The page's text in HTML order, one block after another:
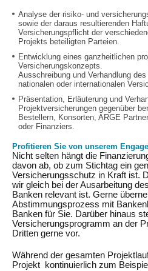
Analyse der risiko- und
sowie der daraus resultierenden
Versicherungspflicht der
Projekts beteiligten Parteien.
Entwicklung eines ganzheitlichen
Versicherungskonzepts.
Ausschreibung und Verhandlung
nationalen oder internationalen
Präsentation, Erläuterung und
Projektversicherungen gegenüber
Bestellern, Konsorten, ARGE
oder Finanziers.
Profitieren Sie von unserem
Nicht selten hängt die
davon ab, ob zum Stichtag ein
Versicherungsschutz in Kraft ist.
wir gleich bei der Ausarbeitung
Banken relevant ist. Gerne
Abstimmungsprozess mit
Banken für Sie. Darüber hinaus
Versicherungsprogramm an der
Dritten gerne vor.
Während der gesamten
Projekt kontinuierlich zum